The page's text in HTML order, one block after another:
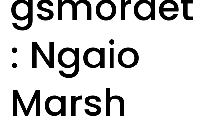
: Ngaio
Marsh